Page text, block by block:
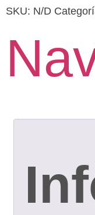
SKU: N/D